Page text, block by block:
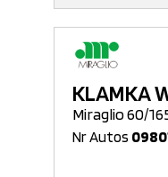
KLAMKA
Miraglio 60/
Nr Autos